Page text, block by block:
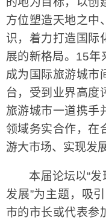
方位塑造天地之中
识，着力打造国际
展的新格局。15年
成为国际旅游城市
台，受到业界高度
旅游城市一道携手
领域务实合作，在
游大市场、实现发
本届论坛以“发
发展”为主题，吸
市的市长或代表参